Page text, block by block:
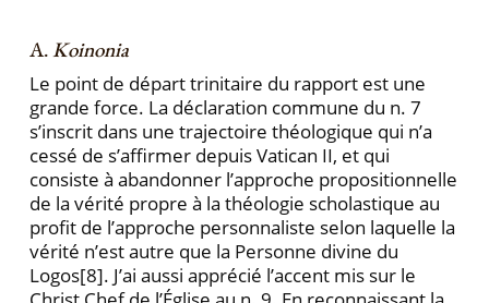
A.Koinonia
Le point de départ trinitaire du rapport est une
grande force. La déclaration commune du n. 7
s’inscrit dans une trajectoire théologique qui n’a
cessé de s’affirmer depuis Vatican II, et qui
consiste à abandon­ner l’approche propositionnelle
de la vérité propre à la théologie scholastique au
profit de l’approche person­naliste selon laquelle la
vérité n’est autre que la Per­sonne divine du
Logos[8]. J’ai aussi apprécié l’accent mis sur le